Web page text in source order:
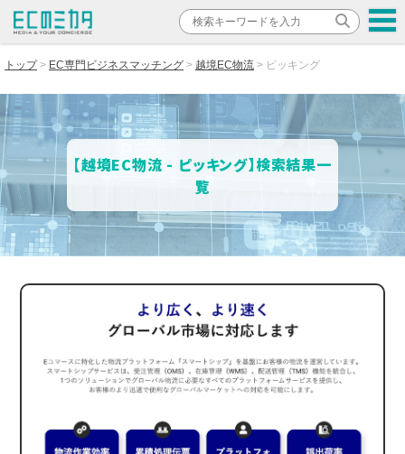
トップ EC専門ビジネスマッチング 越境EC物流 ピッキング
【越境EC物流 - ピッキング】検索結果一
覧